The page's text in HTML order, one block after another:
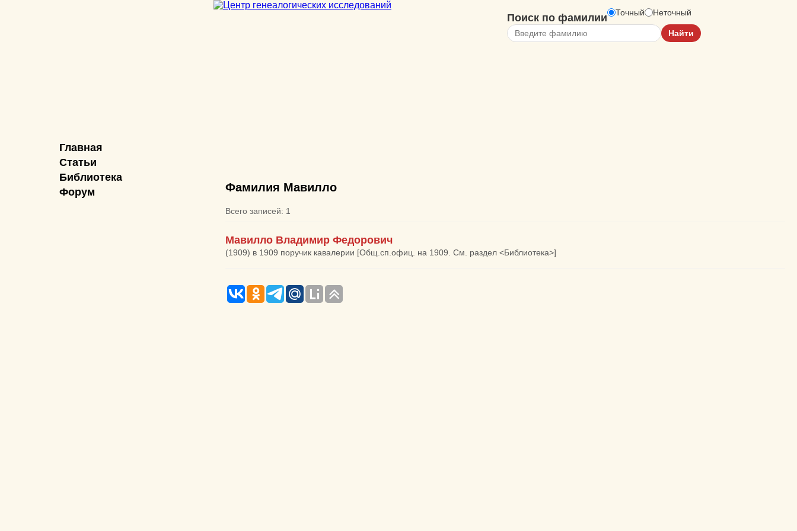
Главная
Статьи
Библиотека
Форум
Поиск по фамилии Точный Неточный
Фамилия Мавилло
Всего записей: 1
Мавилло Владимир Федорович
(1909) в 1909 поручик кавалерии [Общ.сп.офиц. на 1909. См. раздел <Библиотека>]